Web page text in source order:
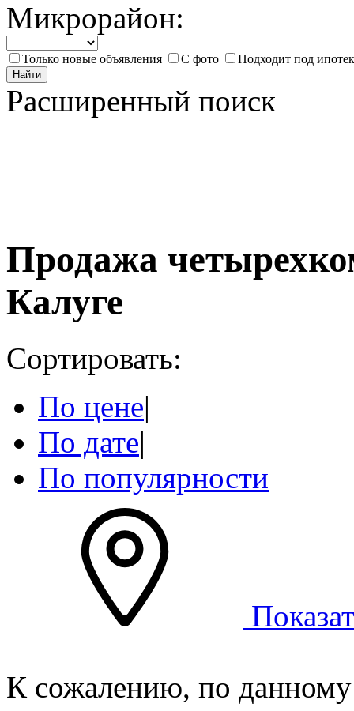
Микрорайон:
Только новые объявления С фото Подходит под
Найти
Расширенный поиск
Продажа
Калуге
Сортировать:
По цене|
По дате|
По популярности
К сожалению, по данному